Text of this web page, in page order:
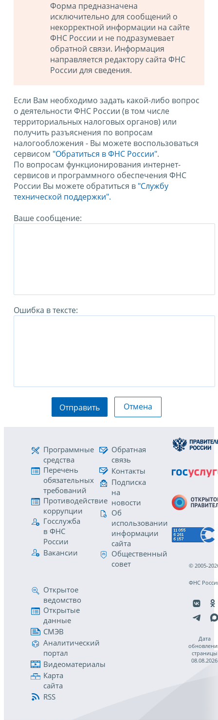
Форма предназначена
исключительно для сообщений о
некорректной информации на сайте
ФНС России и не подразумевает
обратной связи. Информация
направляется редактору сайта ФНС
России для сведения.
Если Вам необходимо задать какой-либо вопрос
о деятельности ФНС России (в том числе
территориальных налоговых органов) или
получить разъяснения по вопросам
налогообложения - Вы можете воспользоваться
сервисом "Обратиться в ФНС России".
По вопросам функционирования интернет-
сервисов и программного обеспечения ФНС
России Вы можете обратиться в "Службу
технической поддержки".
Ваше сообщение:
Ошибка в тексте:
Отправить Отмена
Программные
средства
Перечень
обязательных
требований
Противодействие
коррупции
Госслужба
в ФНС
России
Вакансии
Обратная
связь
Контакты
Подписка
на
новости
Об
использовании
информации
сайта
Общественный
совет
Открытое
ведомство
Открытые
данные
СМЭВ
Аналитический
портал
Видеоматериалы
Карта
сайта
RSS
© 2005-
ФНС
Дата
страницы
08.08.2026